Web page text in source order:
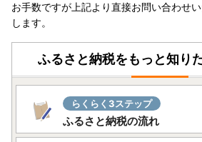
お手数ですが上記より直接お問い合わせ
します。
ふるさと納税をもっと知り
らくらく3ステップ
ふるさと納税の流れ